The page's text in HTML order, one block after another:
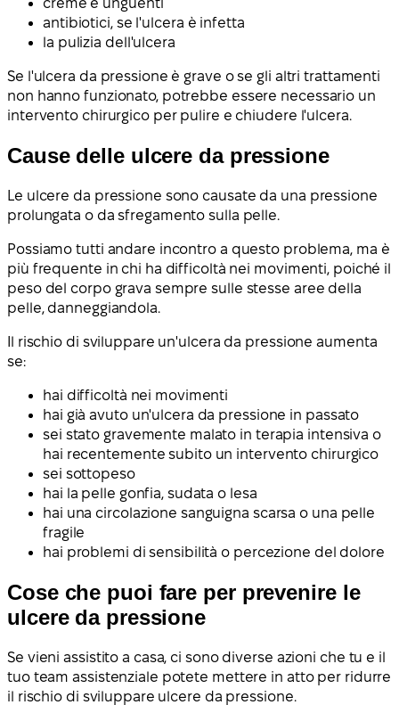
creme e unguenti
antibiotici, se l'ulcera è infetta
la pulizia dell'ulcera
Se l'ulcera da pressione è grave o se gli altri trattamenti
non hanno funzionato, potrebbe essere necessario un
intervento chirurgico per pulire e chiudere l'ulcera.
Cause delle ulcere da pressione
Le ulcere da pressione sono causate da una pressione
prolungata o da sfregamento sulla pelle.
Possiamo tutti andare incontro a questo problema, ma è
più frequente in chi ha difficoltà nei movimenti, poiché il
peso del corpo grava sempre sulle stesse aree della
pelle, danneggiandola.
Il rischio di sviluppare un'ulcera da pressione aumenta
se:
hai difficoltà nei movimenti
hai già avuto un'ulcera da pressione in passato
sei stato gravemente malato in terapia intensiva o
hai recentemente subito un intervento chirurgico
sei sottopeso
hai la pelle gonfia, sudata o lesa
hai una circolazione sanguigna scarsa o una pelle
fragile
hai problemi di sensibilità o percezione del dolore
Cose che puoi fare per prevenire le
ulcere da pressione
Se vieni assistito a casa, ci sono diverse azioni che tu e il
tuo team assistenziale potete mettere in atto per ridurre
il rischio di sviluppare ulcere da pressione.